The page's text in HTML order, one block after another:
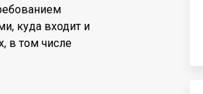
куда входит и
в том числе